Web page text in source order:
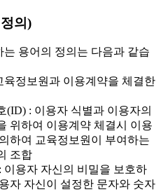
의)
는 용어의 정의는 다음과 같습
정보원과 이용계약을 체결한
: 이용자 식별과 이용자의
위하여 이용계약 체결시 이용
하여 교육정보원이 부여하는
조합
용자 자신의 비밀을 보호하
자 자신이 설정한 문자와 숫자